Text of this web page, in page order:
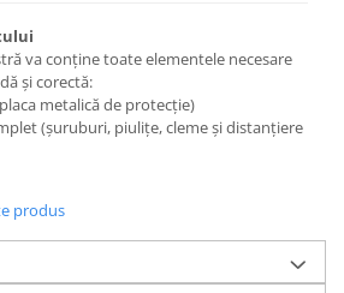
va conține toate elementele necesare
și corectă:
metalică de protecție)
(șuruburi, piulițe, cleme și distanțiere
produs